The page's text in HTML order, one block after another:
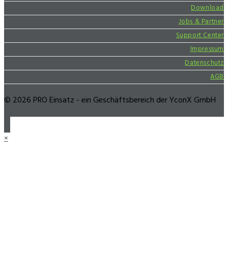
Download
Jobs & Partner
Support Center
Impressum
Datenschutz
AGB
© 2026 PRO Einsatz - ein Geschäftsbereich der YconX GmbH
×